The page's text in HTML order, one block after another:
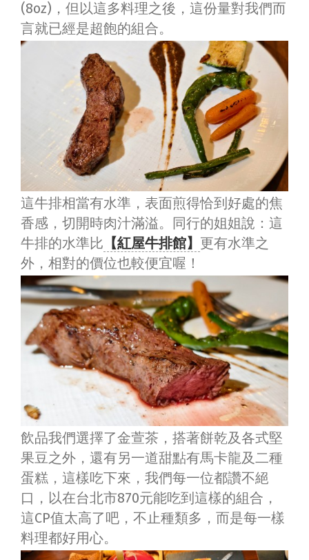
(8oz)，但以這多料理之後，這份量對我們而
言就已經是超飽的組合。
這牛排相當有水準，表面煎得恰到好處的焦
香感，切開時肉汁滿溢。同行的姐姐說：這
牛排的水準比 【紅屋牛排館】 更有水準之
外，相對的價位也較便宜喔！
飲品我們選擇了金萱茶，搭著餅乾及各式堅
果豆之外，還有另一道甜點有馬卡龍及二種
蛋糕，這樣吃下來，我們每一位都讚不絕
口，以在台北市870元能吃到這樣的組合，
這CP值太高了吧，不止種類多，而是每一樣
料理都好用心。